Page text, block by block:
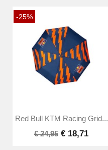
-25%
Red Bull KTM Racing Grid...
€ 24,95 € 18,71